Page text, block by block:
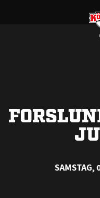
SAMSTAG,